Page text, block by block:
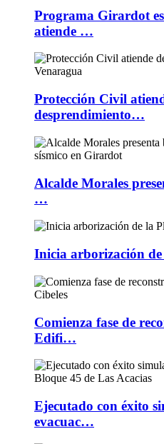
Programa Girardot
atiende …
Protección Civil
desprendimiento…
Alcalde Morales
…
Inicia arborización
Comienza fase de
Edifi…
Ejecutado con éxito
evacuac…